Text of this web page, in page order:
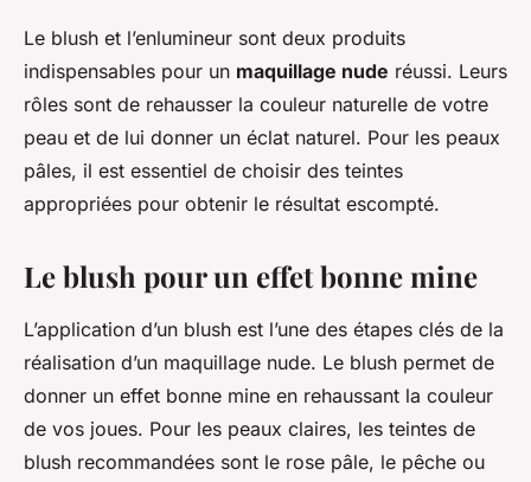
Le blush et l’enlumineur sont deux produits
indispensables pour un maquillage nude réussi. Leurs
rôles sont de rehausser la couleur naturelle de votre
peau et de lui donner un éclat naturel. Pour les peaux
pâles, il est essentiel de choisir des teintes
appropriées pour obtenir le résultat escompté.
Le blush pour un effet bonne mine
L’application d’un blush est l’une des étapes clés de la
réalisation d’un maquillage nude. Le blush permet de
donner un effet bonne mine en rehaussant la couleur
de vos joues. Pour les peaux claires, les teintes de
blush recommandées sont le rose pâle, le pêche ou